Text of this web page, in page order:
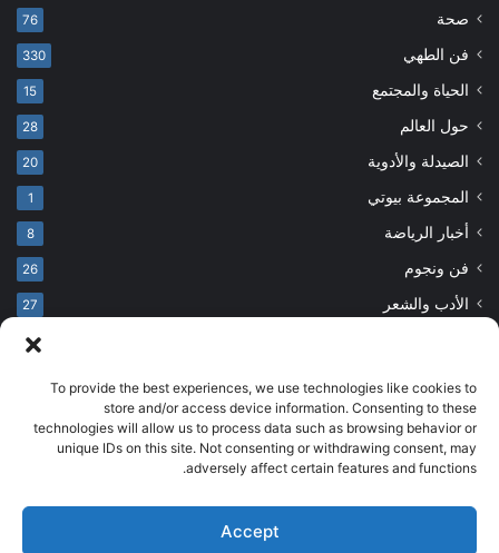
To provide the best experiences, we use technologies like cookies to
store and/or access device information. Consenting to these
technologies will allow us to process data such as browsing behavior or
unique IDs on this site. Not consenting or withdrawing consent, may
adversely affect certain features and functions.
Accept
صحة 76
فن الطهي 330
الحياة والمجتمع 15
حول العالم 28
الصيدلة والأدوية 20
المجموعة بيوتي 1
أخبار الرياضة 8
فن ونجوم 26
الأدب والشعر 27
© حقوق النشر 2026، جميع الحقوق محفوظة
developed by salehsounbol.com
الرئيسية
من نحن إخلاء مسؤولية اتصل بنا
انضم لفريقنا